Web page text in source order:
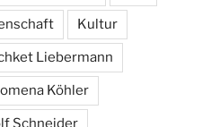
Kultur
Liebermann
Köhler
Schneider